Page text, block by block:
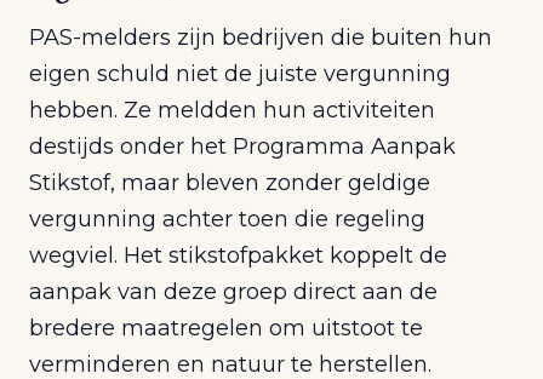
PAS-melders zijn bedrijven die buiten hun
eigen schuld niet de juiste vergunning
hebben. Ze meldden hun activiteiten
destijds onder het Programma Aanpak
Stikstof, maar bleven zonder geldige
vergunning achter toen die regeling
wegviel. Het stikstofpakket koppelt de
aanpak van deze groep direct aan de
bredere maatregelen om uitstoot te
verminderen en natuur te herstellen.